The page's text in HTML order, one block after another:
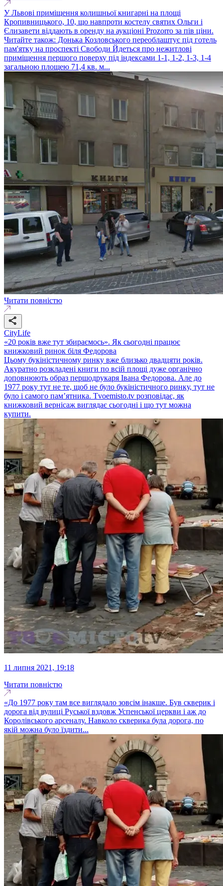
У Львові приміщення колишньої книгарні на площі
Кропивницького, 10, що навпроти костелу святих Ольги і
Єлизавети віддають в оренду на аукціоні Prozorro за пів ціни.
Читайте також: Донька Козловського переоблаштує під готель
пам'ятку на проспекті Свободи Йдеться про нежитлові
приміщення першого поверху під індексами 1-1, 1-2, 1-3, 1-4
загальною площею 71,4 кв. м...
Читати повністю
CityLife
«20 років вже тут збираємось». Як сьогодні працює
книжковий ринок біля Федорова
Цьому букіністичному ринку вже близько двадцяти років.
Акуратно розкладені книги по всій площі дуже органічно
доповнюють образ першодрукаря Івана Федорова. Але до
1977 року тут не те, щоб не було букіністичного ринку, тут не
було і самого пам’ятника. Tvoemisto.tv розповідає, як
книжковий вернісаж виглядає сьогодні і що тут можна
купити.
11 липня 2021, 19:18
Читати повністю
«До 1977 року там все виглядало зовсім інакше. Був скверик і
дорога від вулиці Руської вздовж Успенської церкви і аж до
Королівського арсеналу. Навколо скверика була дорога, по
якій можна було їздити...